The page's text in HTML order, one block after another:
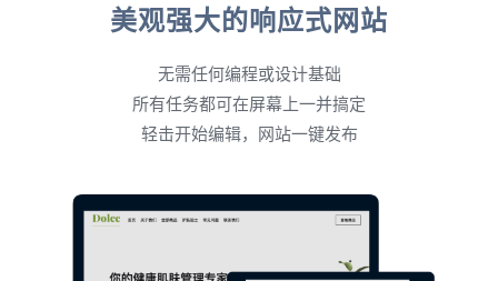
美观强大的响应式网站
无需任何编程或设计基础
所有任务都可在屏幕上一并搞定
轻击开始编辑，网站一键发布